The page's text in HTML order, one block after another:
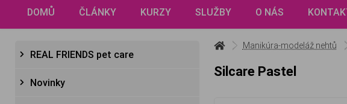
DOMŮ ČLÁNKY KURZY SLUŽBY O NÁS
REAL FRIENDS pet care
Novinky
Manikúra-modeláž nehtů
Silcare Pastel